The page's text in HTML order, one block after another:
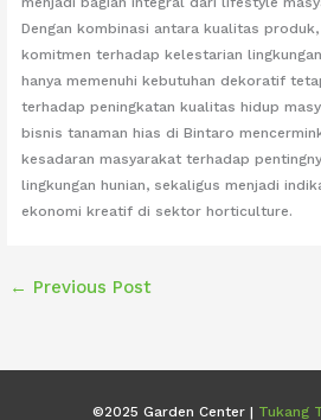
Dengan kombinasi antara kualitas
komitmen terhadap kelestarian
hanya memenuhi kebutuhan dekoratif
terhadap peningkatan kualitas hidup
bisnis tanaman hias di Bintaro
kesadaran masyarakat terhadap
lingkungan hunian, sekaligus menjadi
ekonomi kreatif di sektor horticulture.
← Previous Post
©2025 Garden Center | Tukang